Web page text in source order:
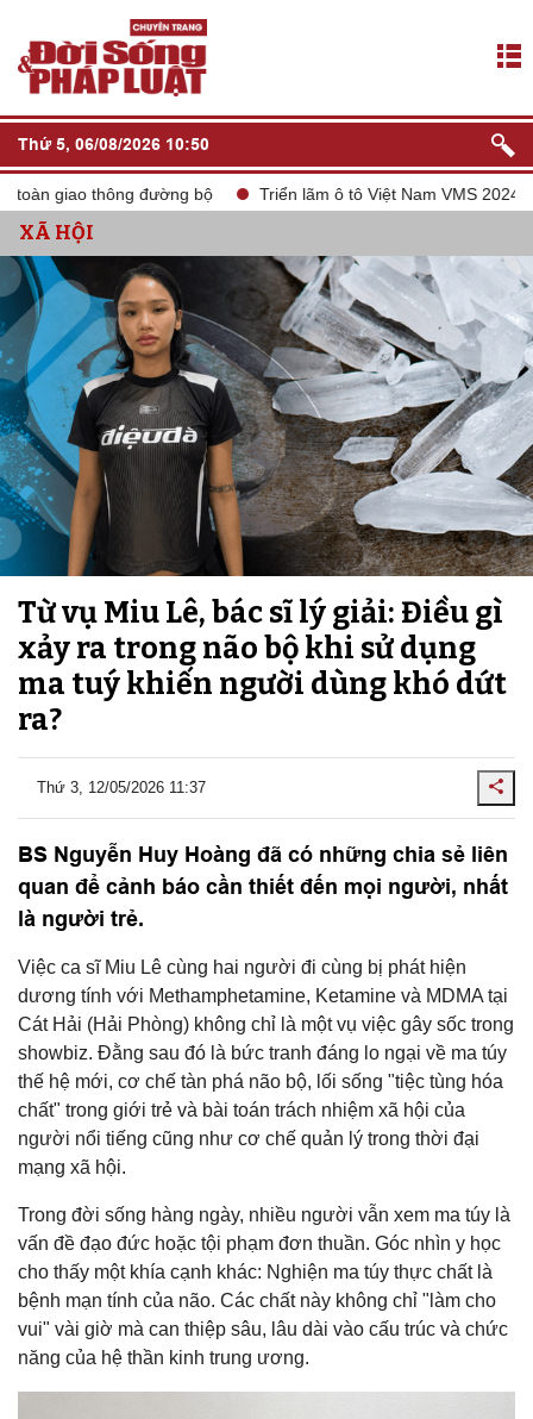
Thứ 5, 06/08/2026 10:50
thông đường bộ Triển lãm ô tô Việt Nam VMS 2024 tắt
XÃ HỘI
Từ vụ Miu Lê, bác sĩ lý giải: Điều gì
xảy ra trong não bộ khi sử dụng
ma tuý khiến người dùng khó dứt
ra?
Thứ 3, 12/05/2026 11:37
BS Nguyễn Huy Hoàng đã có những chia sẻ liên
quan để cảnh báo cần thiết đến mọi người, nhất
là người trẻ.
Việc ca sĩ Miu Lê cùng hai người đi cùng bị phát hiện
dương tính với Methamphetamine, Ketamine và MDMA tại
Cát Hải (Hải Phòng) không chỉ là một vụ việc gây sốc trong
showbiz. Đằng sau đó là bức tranh đáng lo ngại về ma túy
thế hệ mới, cơ chế tàn phá não bộ, lối sống "tiệc tùng hóa
chất" trong giới trẻ và bài toán trách nhiệm xã hội của
người nổi tiếng cũng như cơ chế quản lý trong thời đại
mạng xã hội.
Trong đời sống hàng ngày, nhiều người vẫn xem ma túy là
vấn đề đạo đức hoặc tội phạm đơn thuần. Góc nhìn y học
cho thấy một khía cạnh khác: Nghiện ma túy thực chất là
bệnh mạn tính của não. Các chất này không chỉ "làm cho
vui" vài giờ mà can thiệp sâu, lâu dài vào cấu trúc và chức
năng của hệ thần kinh trung ương.